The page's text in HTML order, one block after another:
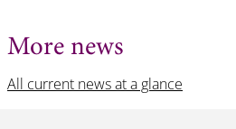
More news
All current news at a glance